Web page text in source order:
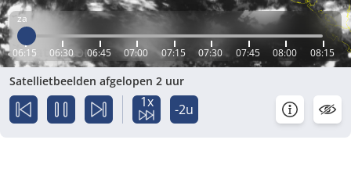
za
06:15 06:30 06:45 07:00 07:15 07:30 07:45 08:00 08:15
Satellietbeelden afgelopen 2 uur
1x -2u